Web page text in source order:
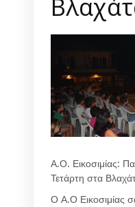
Α.Ο. Εικοσιμίας:
Τετάρτη στα
Ο Α.Ο Εικοσιμίας